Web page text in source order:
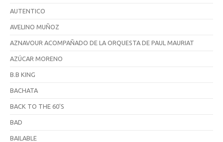
AUTENTICO
AVELINO MUÑOZ
AZNAVOUR ACOMPAÑADO DE LA ORQUESTA DE PAUL MAURIAT
AZÚCAR MORENO
B.B KING
BACHATA
BACK TO THE 60'S
BAD
BAILABLE